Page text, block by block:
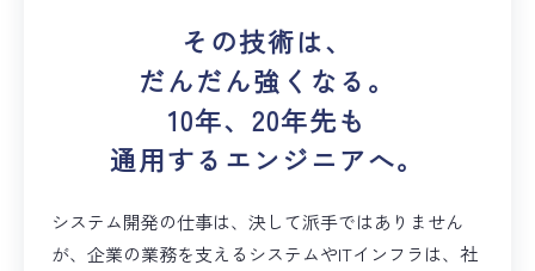
プライバシーポリシー
その技術は、
だんだん強くなる。
10年、20年先も
通用するエンジニアへ。
システム開発の仕事は、決して派手ではありません
が、企業の業務を支えるシステムやITインフラは、社